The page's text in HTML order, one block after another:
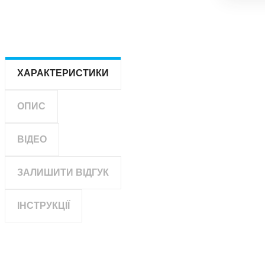
ХАРАКТЕРИСТИКИ
ОПИС
ВІДЕО
ЗАЛИШИТИ ВІДГУК
ІНСТРУКЦІЇ